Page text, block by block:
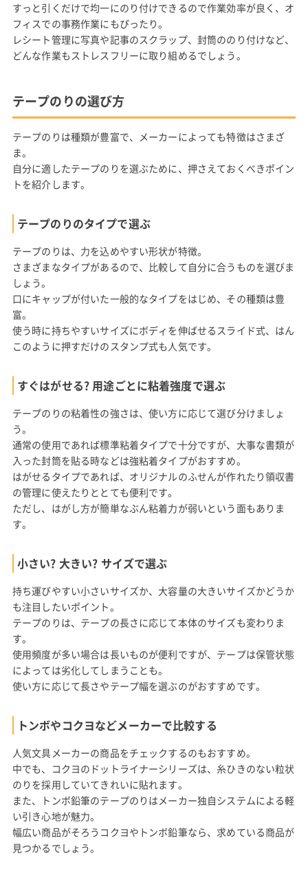
すっと引くだけで均一にのり付けできるので作業効率が良く、オ
フィスでの事務作業にもぴったり。
レシート管理に写真や記事のスクラップ、封筒ののり付けなど、
どんな作業もストレスフリーに取り組めるでしょう。
テープのりの選び方
テープのりは種類が豊富で、メーカーによっても特徴はさまざ
ま。
自分に適したテープのりを選ぶために、押さえておくべきポイン
トを紹介します。
テープのりのタイプで選ぶ
テープのりは、力を込めやすい形状が特徴。
さまざまなタイプがあるので、比較して自分に合うものを選びま
しょう。
口にキャップが付いた一般的なタイプをはじめ、その種類は豊
富。
使う時に持ちやすいサイズにボディを伸ばせるスライド式、はん
このように押すだけのスタンプ式も人気です。
すぐはがせる? 用途ごとに粘着強度で選ぶ
テープのりの粘着性の強さは、使い方に応じて選び分けましょ
う。
通常の使用であれば標準粘着タイプで十分ですが、大事な書類が
入った封筒を貼る時などは強粘着タイプがおすすめ。
はがせるタイプであれば、オリジナルのふせんが作れたり領収書
の管理に使えたりととても便利です。
ただし、はがし方が簡単なぶん粘着力が弱いという面もありま
す。
小さい? 大きい? サイズで選ぶ
持ち運びやすい小さいサイズか、大容量の大きいサイズかどうか
も注目したいポイント。
テープのりは、テープの長さに応じて本体のサイズも変わりま
す。
使用頻度が多い場合は長いものが便利ですが、テープは保管状態
によっては劣化してしまうことも。
使い方に応じて長さやテープ幅を選ぶのがおすすめです。
トンボやコクヨなどメーカーで比較する
人気文具メーカーの商品をチェックするのもおすすめ。
中でも、コクヨのドットライナーシリーズは、糸ひきのない粒状
のりを採用していてきれいに貼れます。
また、トンボ鉛筆のテープのりはメーカー独自システムによる軽
い引き心地が魅力。
幅広い商品がそろうコクヨやトンボ鉛筆なら、求めている商品が
見つかるでしょう。